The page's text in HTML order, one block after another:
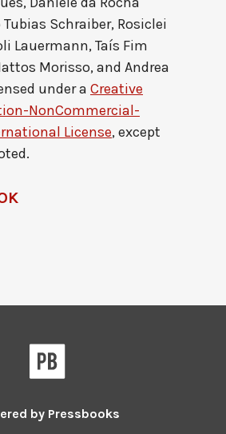
Schraiber, Rosiclei
Lauermann, Taís Fim
Morisso, and Andrea
under a Creative
NonCommercial-
License, except
by Pressbooks